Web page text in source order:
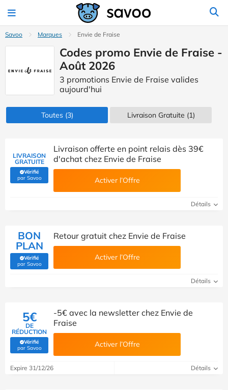
Savoo Marques Envie de Fraise
Codes promo Envie de Fraise -
Août 2026
3 promotions Envie de Fraise valides
aujourd'hui
Toutes(3) Livraison Gratuite (1)
LIVRAISON
GRATUITE
Vérifié
par Savoo(Vérifié par Savoo)
Livraison offerte en point relais dès 39€
d'achat chez Envie de Fraise
Activer l’Offre
Détails
BON
PLAN
Vérifié
par Savoo(Vérifié par Savoo)
Retour gratuit chez Envie de Fraise
Activer l’Offre
Détails
5€
DE
RÉDUCTION
Vérifié
par Savoo(Vérifié par Savoo)
-5€ avec la newsletter chez Envie de
Fraise
Activer l’Offre
Expire 31/12/26 Détails